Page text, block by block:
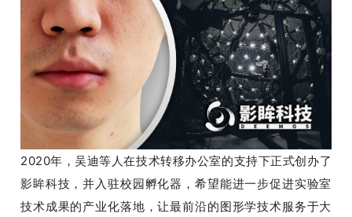
2020年，吴迪等人在技术转移办公室的支持下正式创办了
影眸科技，并入驻校园孵化器，希望能进一步促进实验室
技术成果的产业化落地，让最前沿的图形学技术服务于大